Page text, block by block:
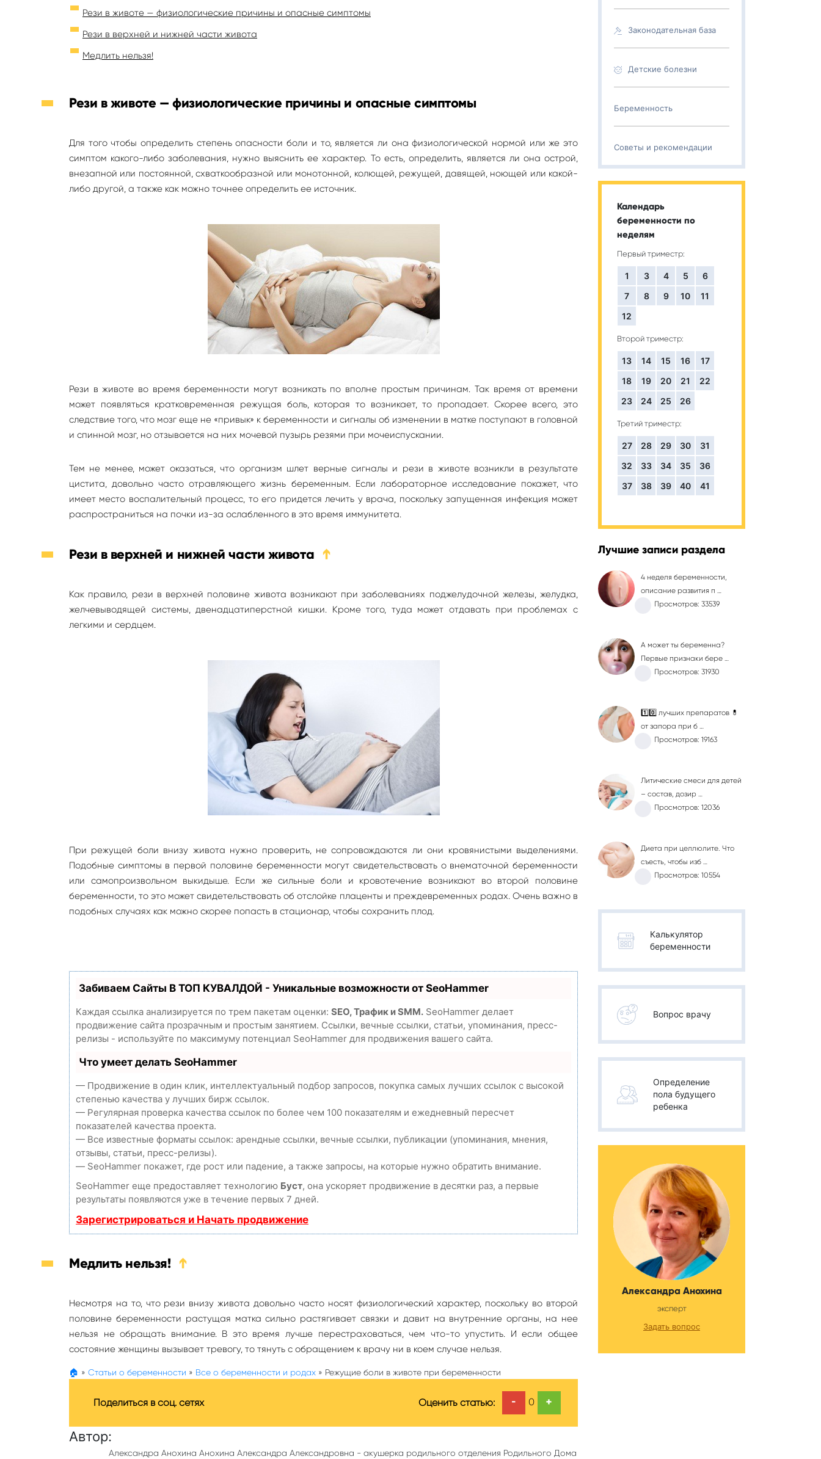
Рези в животе — физиологические причины и опасные симптомы
Рези в верхней и нижней части живота
Медлить нельзя!
Рези в животе — физиологические причины и опасные симптомы
Для того чтобы определить степень опасности боли и то, является ли она физиологической нормой или же это
симптом какого-либо заболевания, нужно выяснить ее характер. То есть, определить, является ли она острой,
внезапной или постоянной, схваткообразной или монотонной, колющей, режущей, давящей, ноющей или какой-
либо другой, а также как можно точнее определить ее источник.
Рези в животе во время беременности могут возникать по вполне простым причинам. Так время от времени
может появляться кратковременная режущая боль, которая то возникает, то пропадает. Скорее всего, это
следствие того, что мозг еще не «привык» к беременности и сигналы об изменении в матке поступают в головной
и спинной мозг, но отзывается на них мочевой пузырь резями при мочеиспускании.
Тем не менее, может оказаться, что организм шлет верные сигналы и рези в животе возникли в результате
цистита, довольно часто отравляющего жизнь беременным. Если лабораторное исследование покажет, что
имеет место воспалительный процесс, то его придется лечить у врача, поскольку запущенная инфекция может
распространиться на почки из-за ослабленного в это время иммунитета.
Рези в верхней и нижней части живота ➔
Как правило, рези в верхней половине живота возникают при заболеваниях поджелудочной железы, желудка,
желчевыводящей системы, двенадцатиперстной кишки. Кроме того, туда может отдавать при проблемах с
легкими и сердцем.
При режущей боли внизу живота нужно проверить, не сопровождаются ли они кровянистыми выделениями.
Подобные симптомы в первой половине беременности могут свидетельствовать о внематочной беременности
или самопроизвольном выкидыше. Если же сильные боли и кровотечение возникают во второй половине
беременности, то это может свидетельствовать об отслойке плаценты и преждевременных родах. Очень важно в
подобных случаях как можно скорее попасть в стационар, чтобы сохранить плод.
Забиваем Сайты В ТОП КУВАЛДОЙ - Уникальные возможности от SeoHammer
Каждая ссылка анализируется по трем пакетам оценки: SEO, Трафик и SMM. SeoHammer делает
продвижение сайта прозрачным и простым занятием. Ссылки, вечные ссылки, статьи, упоминания, пресс-
релизы - используйте по максимуму потенциал SeoHammer для продвижения вашего сайта.
Что умеет делать SeoHammer
— Продвижение в один клик, интеллектуальный подбор запросов, покупка самых лучших ссылок с высокой
степенью качества у лучших бирж ссылок.
— Регулярная проверка качества ссылок по более чем 100 показателям и ежедневный пересчет
показателей качества проекта.
— Все известные форматы ссылок: арендные ссылки, вечные ссылки, публикации (упоминания, мнения,
отзывы, статьи, пресс-релизы).
— SeoHammer покажет, где рост или падение, а также запросы, на которые нужно обратить внимание.
SeoHammer еще предоставляет технологию Буст, она ускоряет продвижение в десятки раз, а первые
результаты появляются уже в течение первых 7 дней.
Зарегистрироваться и Начать продвижение
Медлить нельзя! ➔
Несмотря на то, что рези внизу живота довольно часто носят физиологический характер, поскольку во второй
половине беременности растущая матка сильно растягивает связки и давит на внутренние органы, на нее
нельзя не обращать внимание. В это время лучше перестраховаться, чем что-то упустить. И если общее
состояние женщины вызывает тревогу, то тянуть с обращением к врачу ни в коем случае нельзя.
🏠 » Статьи о беременности » Все о беременности и родах » Режущие боли в животе при беременности
Поделиться в соц. сетях Оценить статью: - 0 +
Автор:
Александра Анохина Анохина Александра Александровна - акушерка родильного отделения Родильного Дома
Законодательная база
Детские болезни
Беременность
Советы и рекомендации
Календарь
беременности по
неделям
Первый триместр:
1 3 4 5
6
7
8 9 10
11
12
Второй триместр:
13 14 15 16
17
18
19 20 21
22
23
24 25 26
Третий триместр:
27 28 29 30
31
32
33 34 35
36
37
38 39 40 41
Лучшие записи раздела
4 неделя беременности,
описание развития п …
Просмотров: 33539
А может ты беременна?
Первые признаки бере …
Просмотров: 31930
1️⃣0️⃣ лучших препаратов 💊
от запора при б …
Просмотров: 19163
Литические смеси для детей
– состав, дозир …
Просмотров: 12036
Диета при целлюлите. Что
съесть, чтобы изб …
Просмотров: 10554
Калькулятор
беременности
Вопрос врачу
Определение
пола будущего
ребенка
Александра Анохина
эксперт
Задать вопрос